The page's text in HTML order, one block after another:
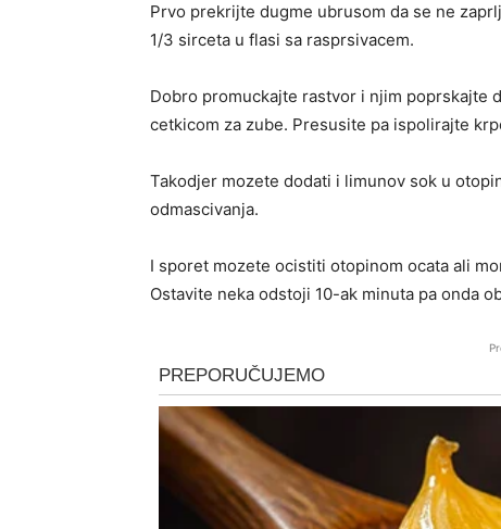
Prvo prekrijte dugme ubrusom da se ne
1/3 sirceta u flasi sa rasprsivacem.
Dobro promuckajte rastvor i njim poprskajte
cetkicom za zube. Presusite pa ispolirajte
Takodjer mozete dodati i limunov sok u
odmascivanja.
I sporet mozete ocistiti otopinom ocata ali
Ostavite neka odstoji 10-ak minuta pa onda